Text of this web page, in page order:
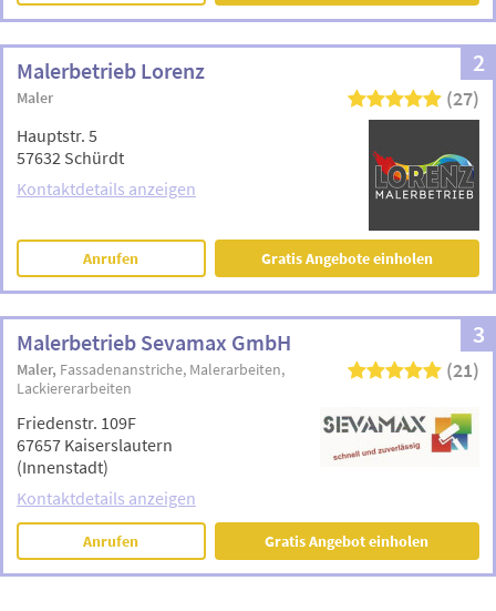
2
Malerbetrieb Lorenz
Maler (27)
Hauptstr. 5
57632 Schürdt
Kontaktdetails anzeigen
Anrufen Gratis Angebote einholen
3
Malerbetrieb Sevamax GmbH
Maler Fassadenanstriche Malerarbeiten
Lackiererarbeiten
(21)
Friedenstr. 109F
67657 Kaiserslautern
(Innenstadt)
Kontaktdetails anzeigen
Anrufen Gratis Angebot einholen